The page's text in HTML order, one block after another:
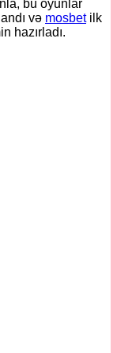
bu oyunlar
və mosbetilk
hazırladı.